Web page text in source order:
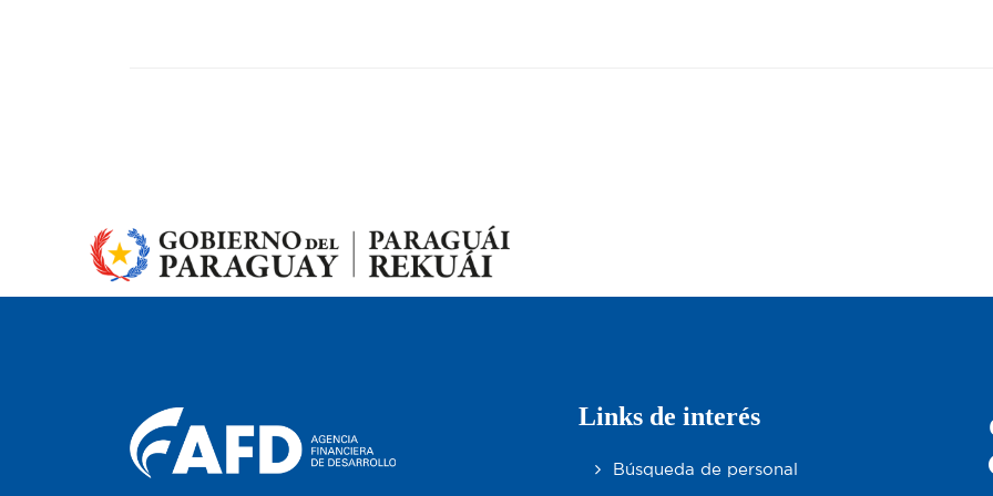
Links de interés
Búsqueda de personal